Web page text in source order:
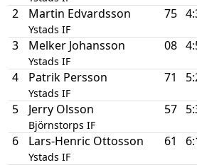
2 Martin Edvardsson
Ystads IF
75
3 Melker Johansson
Ystads IF
08
4 Patrik Persson
Ystads IF
71
5 Jerry Olsson
Björnstorps IF
57
6 Lars-Henric Ottosson
Ystads IF
61